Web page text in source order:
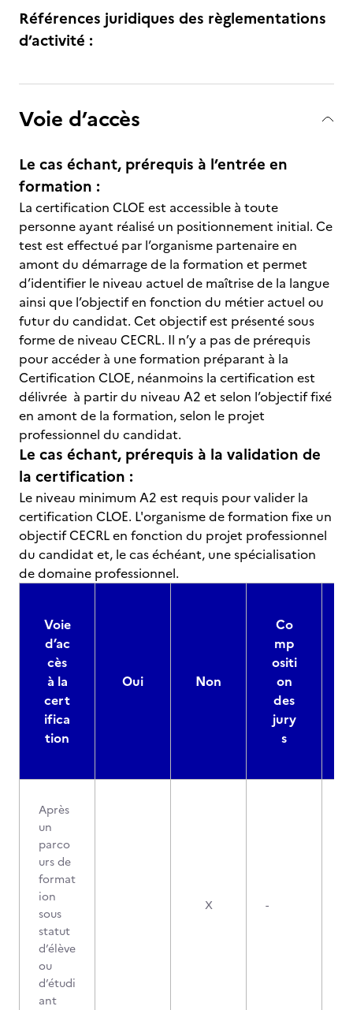
Références juridiques des règlementations
d’activité :
Voie d’accès
Le cas échant, prérequis à l’entrée en
formation :
La certification CLOE est accessible à toute
personne ayant réalisé un positionnement initial. Ce
test est effectué par l’organisme partenaire en
amont du démarrage de la formation et permet
d’identifier le niveau actuel de maîtrise de la langue
ainsi que l’objectif en fonction du métier actuel ou
futur du candidat. Cet objectif est présenté sous
forme de niveau CECRL. Il n’y a pas de prérequis
pour accéder à une formation préparant à la
Certification CLOE, néanmoins la certification est
délivrée à partir du niveau A2 et selon l’objectif fixé
en amont de la formation, selon le projet
professionnel du candidat.
Le cas échant, prérequis à la validation de
la certification :
Le niveau minimum A2 est requis pour valider la
certification CLOE. L'organisme de formation fixe un
objectif CECRL en fonction du projet professionnel
du candidat et, le cas échéant, une spécialisation
de domaine professionnel.
Voie
d’ac
cès
à la
cert
ifica
tion
Oui Non
Co
mp
ositi
on
des
jury
s
Après
un
parco
urs de
format
ion
sous
statut
d’élève
ou
d’étudi
ant
X -